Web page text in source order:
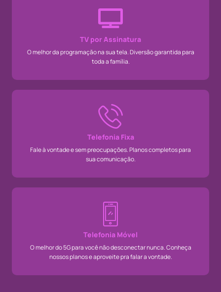
TV por Assinatura
O melhor da programação na sua tela. Diversão garantida para
toda a família.
Telefonia Fixa
Fale à vontade e sem preocupações. Planos completos para
sua comunicação.
Telefonia Móvel
O melhor do 5G para você não desconectar nunca. Conheça
nossos planos e aproveite pra falar a vontade.